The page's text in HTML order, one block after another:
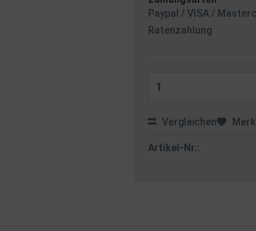
Paypal / VISA /
Ratenzahlung
Vergleichen
Artikel-Nr.: